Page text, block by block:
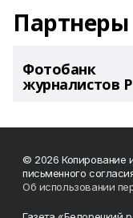
Партнеры
Фотобанк
журналистов
© 2026 Копирование
письменного
Об использовании